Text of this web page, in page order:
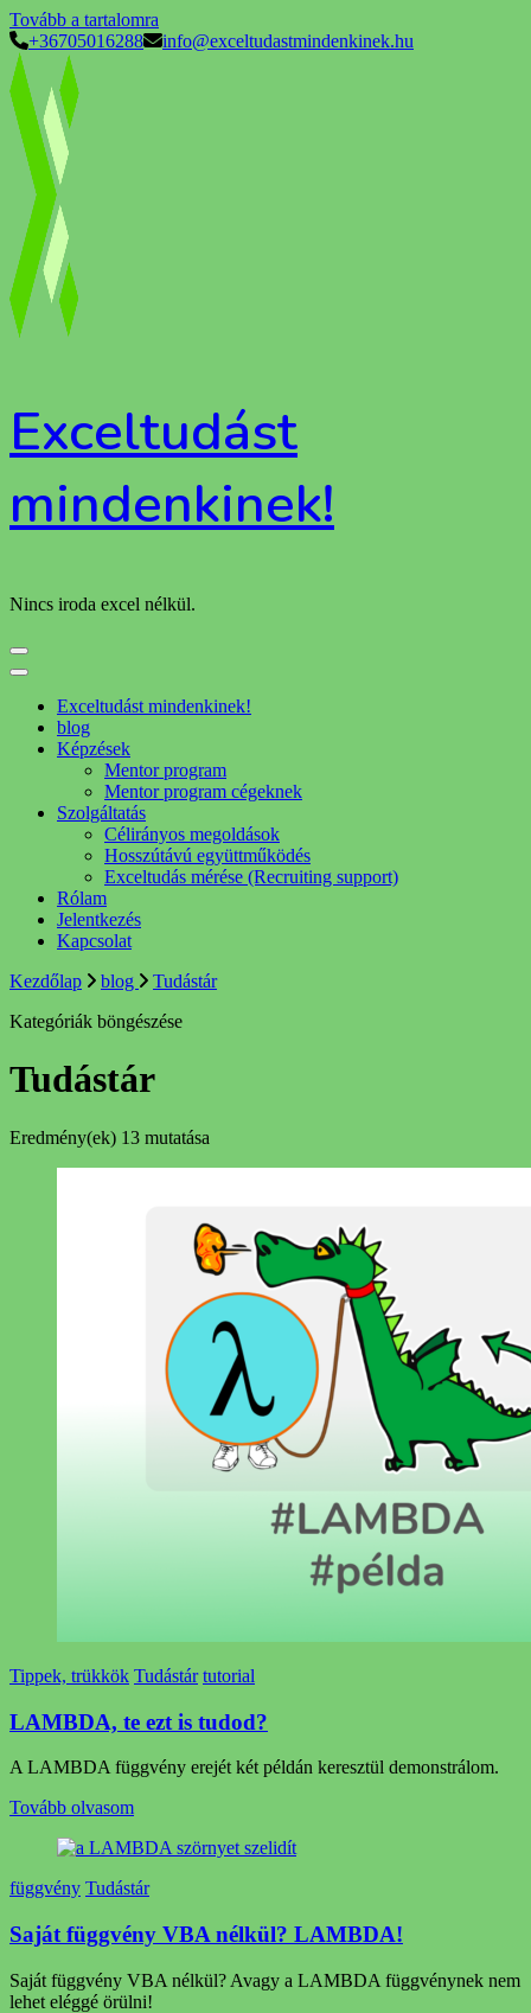
Tovább a tartalomra
+36705016288
info@exceltudastmindenkinek.hu
Exceltudást
mindenkinek!
Nincs iroda excel nélkül.
Exceltudást mindenkinek!
blog
Képzések
Mentor program
Mentor program cégeknek
Szolgáltatás
Célirányos megoldások
Hosszútávú együttműködés
Exceltudás mérése (Recruiting support)
Rólam
Jelentkezés
Kapcsolat
Kezdőlap
blog
Tudástár
Kategóriák böngészése
Tudástár
Eredmény(ek) 13 mutatása
Tippek, trükkök Tudástár tutorial
LAMBDA, te ezt is tudod?
A LAMBDA függvény erejét két példán keresztül demonstrálom.
Tovább olvasom
függvény Tudástár
Saját függvény VBA nélkül? LAMBDA!
Saját függvény VBA nélkül? Avagy a LAMBDA függvénynek nem
lehet eléggé örülni!